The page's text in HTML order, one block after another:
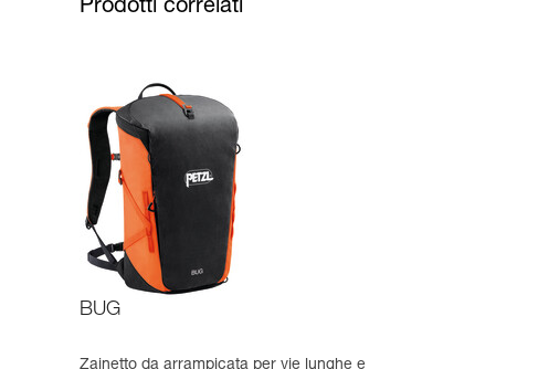
Prodotti correlati
BUG
Zainetto da arrampicata per vie lunghe e